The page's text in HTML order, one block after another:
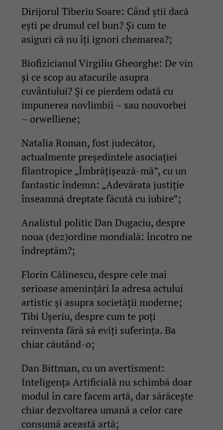
Dirijorul Tiberiu Soare: Când știi dacă
ești pe drumul cel bun? Și cum te
asiguri că nu îți ignori chemarea?;
Biofizicianul Virgiliu Gheorghe: De vin
și ce scop au atacurile asupra
cuvântului? Și ce pierdem odată cu
impunerea novlimbii – sau nouvorbei
– orwelliene;
Natalia Roman, fost judecător,
actualmente președintele asociației
filantropice „Îmbrățișează-mă”, cu un
fantastic îndemn: „Adevărata justiție
înseamnă dreptate făcută cu iubire”;
Analistul politic Dan Dugaciu, despre
noua (dez)ordine mondială: încotro ne
îndreptăm?;
Florin Călinescu, despre cele mai
serioase amenințări la adresa actului
artistic și asupra societății moderne;
Tibi Ușeriu, despre cum te poți
reinventa fără să eviți suferința. Ba
chiar căutând-o;
Dan Bittman, cu un avertisment:
Inteligența Artificială nu schimbă doar
modul în care facem artă, dar sărăcește
chiar dezvoltarea umană a celor care
consumă această artă;